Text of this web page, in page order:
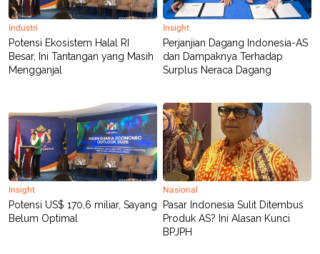
Industri
Potensi Ekosistem Halal RI
Besar, Ini Tantangan yang Masih
Mengganjal
Insight
Perjanjian Dagang Indonesia-AS
dan Dampaknya Terhadap
Surplus Neraca Dagang
Insight
Potensi US$ 170,6 miliar, Sayang
Belum Optimal
Nasional
Pasar Indonesia Sulit Ditembus
Produk AS? Ini Alasan Kunci
BPJPH